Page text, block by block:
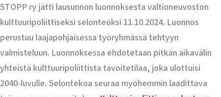
STOPP ry jätti lausunnon luonnoksesta valtioneuvoston
kulttuuripoliittiseksi selonteoksi 11.10.2024. Luonnos
perustuu laajapohjaisessa työryhmässä tehtyyn
valmisteluun. Luonnoksessa ehdotetaan pitkän aikavälin
yhteistä kulttuuripoliittista tavoitetilaa, joka ulottuisi
2040-luvulle. Selontekoa seuraa myöhemmin laadittava